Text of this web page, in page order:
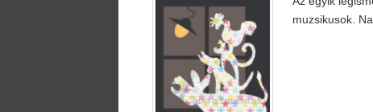
muzsikusok.